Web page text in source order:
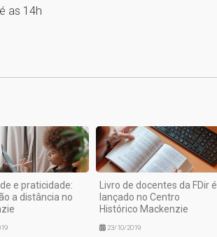
as 14h
e praticidade:
a distância no
Livro de docentes da FDir é
lançado no Centro
Histórico Mackenzie
23/10/2019